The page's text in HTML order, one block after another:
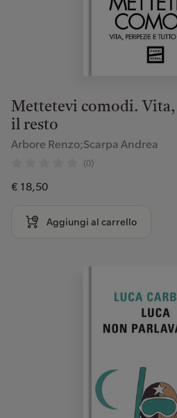
Mettetevi comodi.
il resto
Arbore Renzo;Scarpa Andrea
(0)
€ 18,50
Aggiungi al carrello